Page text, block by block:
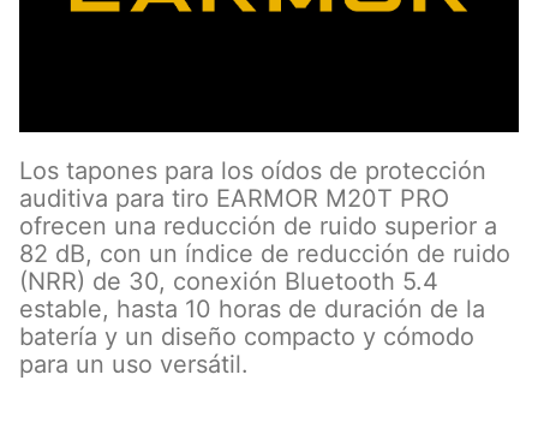
Los tapones para los oídos de protección
auditiva para tiro EARMOR M20T PRO
ofrecen una reducción de ruido superior a
82 dB, con un índice de reducción de ruido
(NRR) de 30, conexión Bluetooth 5.4
estable, hasta 10 horas de duración de la
batería y un diseño compacto y cómodo
para un uso versátil.